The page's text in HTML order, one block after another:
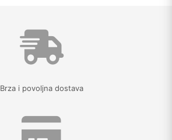
Brza i povoljna dostava